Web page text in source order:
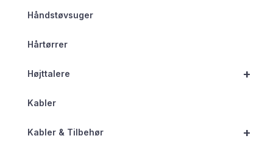
Håndstøvsuger
Hårtørrer
+
Højttalere
Kabler
+
Kabler & Tilbehør